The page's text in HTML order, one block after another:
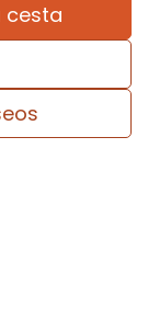
cesta